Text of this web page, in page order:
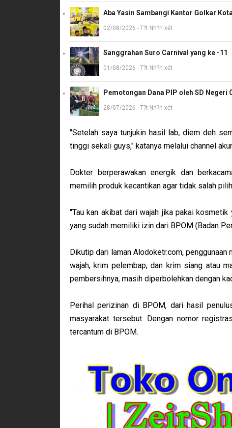
Aba Yasin Sambangi Kantor Golkar
02/08/2026 - T?t Nh?n xét
Sanggrahan Suro Carnival yang ke -11
01/08/2026 - T?t Nh?n xét
Pemotongan Dana PIP oleh SD Negeri
28/07/2026 - T?t Nh?n xét
"Setelah saya tunjukin hasil lab, diem deh
tinggi sekali guys," katanya melalui channel
Dokter berperawakan energik dan
memilih produk kecantikan agar tidak salah
"Tau kan akibat dari wajah jika pakai
yang sudah memiliki izin dari BPOM (Badan
Dikutip dari laman Alodoketr.com,
wajah, krim pelembap, dan krim siang atau
pembersihnya, masih diperbolehkan dengan
Perihal perizinan di BPOM, dari hasil
masyarakat tersebut. Dengan nomor
tercantum di BPOM.